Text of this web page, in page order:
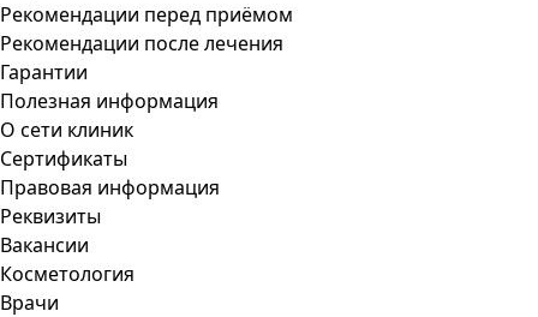
Рекомендации перед приёмом
Рекомендации после лечения
Гарантии
Полезная информация
О сети клиник
Сертификаты
Правовая информация
Реквизиты
Вакансии
Косметология
Врачи